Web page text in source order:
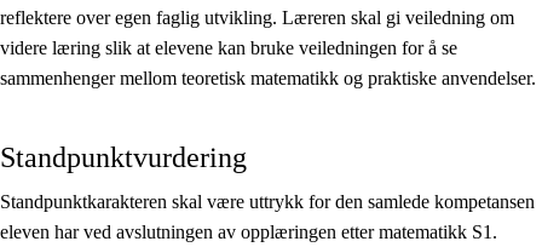
reflektere over egen faglig utvikling. Læreren skal gi veiledning om
videre læring slik at elevene kan bruke veiledningen for å se
sammenhenger mellom teoretisk matematikk og praktiske anvendelser.
Standpunktvurdering
Standpunktkarakteren skal være uttrykk for den samlede kompetansen
eleven har ved avslutningen av opplæringen etter matematikk S1.